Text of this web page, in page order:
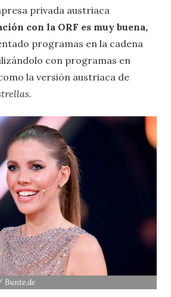
privada austriaca
con la ORF es muy buena,
programas en la cadena
con programas en
la versión austriaca de